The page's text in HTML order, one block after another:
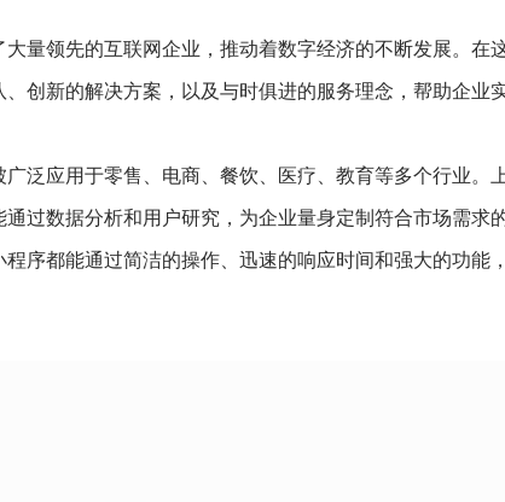
量领先的互联网企业，推动着数字经济的不断发展。在
创新的解决方案，以及与时俱进的服务理念，帮助企业
泛应用于零售、电商、餐饮、医疗、教育等多个行业。
过数据分析和用户研究，为企业量身定制符合市场需求
序都能通过简洁的操作、迅速的响应时间和强大的功能